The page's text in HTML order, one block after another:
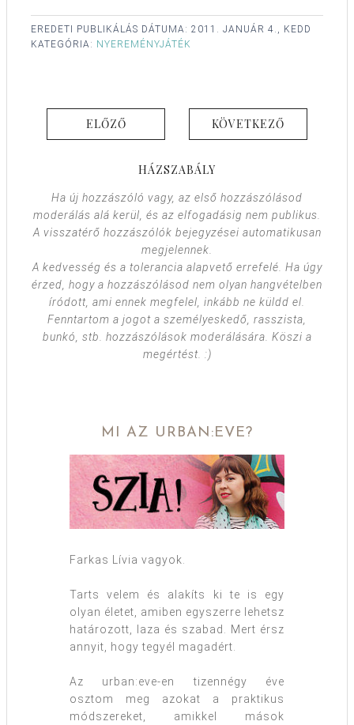
EREDETI PUBLIKÁLÁS DÁTUMA: 2011. JANUÁR 4., KEDD
KATEGÓRIA: NYEREMÉNYJÁTÉK
ELŐZŐ KÖVETKEZŐ
HÁZSZABÁLY
Ha új hozzászóló vagy, az első hozzászólásod
moderálás alá kerül, és az elfogadásig nem publikus.
A visszatérő hozzászólók bejegyzései automatikusan
megjelennek.
A kedvesség és a tolerancia alapvető errefelé. Ha úgy
érzed, hogy a hozzászólásod nem olyan hangvételben
íródott, ami ennek megfelel, inkább ne küldd el.
Fenntartom a jogot a személyeskedő, rasszista,
bunkó, stb. hozzászólások moderálására. Köszi a
megértést. :)
MI AZ URBAN:EVE?
Farkas Lívia vagyok.
Tarts velem és alakíts ki te is egy
olyan életet, amiben egyszerre lehetsz
határozott, laza és szabad. Mert érsz
annyit, hogy tegyél magadért.
Az urban:eve-en tizennégy éve
osztom meg azokat a praktikus
módszereket, amikkel mások